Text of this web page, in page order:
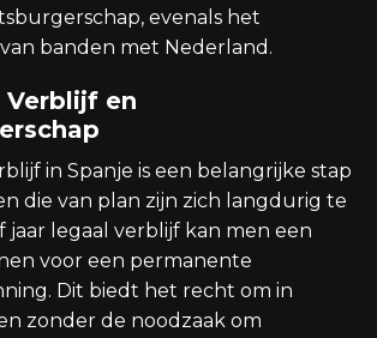
evenals het
banden met Nederland.
Verblijf en
in Spanje is een belangrijke stap
die van plan zijn zich langdurig te
jaar legaal verblijf kan men een
voor een permanente
Dit biedt het recht om in
zonder de noodzaak om